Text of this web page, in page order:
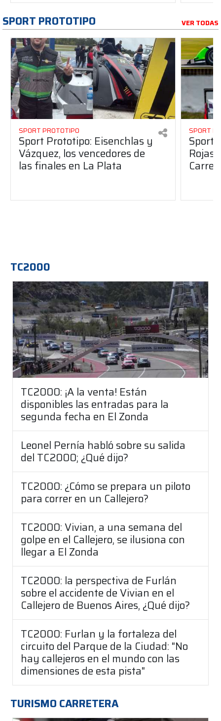
SPORT PROTOTIPO VER TODAS
SPORT PROTOTIPO
Sport Prototipo: Eisenchlas y
Vázquez, los vencedores de
las finales en La Plata
SPORT
Sport
TC2000
TC2000: ¡A la venta! Están
disponibles las entradas para la
segunda fecha en El Zonda
Leonel Pernía habló sobre su salida
del TC2000; ¿Qué dijo?
TC2000: ¿Cómo se prepara un piloto
para correr en un Callejero?
TC2000: Vivian, a una semana del
golpe en el Callejero, se ilusiona con
llegar a El Zonda
TC2000: la perspectiva de Furlán
sobre el accidente de Vivian en el
Callejero de Buenos Aires, ¿Qué dijo?
TC2000: Furlan y la fortaleza del
circuito del Parque de la Ciudad: "No
hay callejeros en el mundo con las
dimensiones de esta pista"
TURISMO CARRETERA